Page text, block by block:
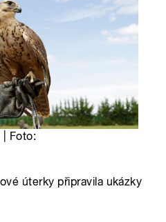
| Foto:
úterky připravila ukázky